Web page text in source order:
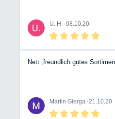
U. H. -08.10.20
Nett ,freundlich gutes
Martin Gierga -21.10.20